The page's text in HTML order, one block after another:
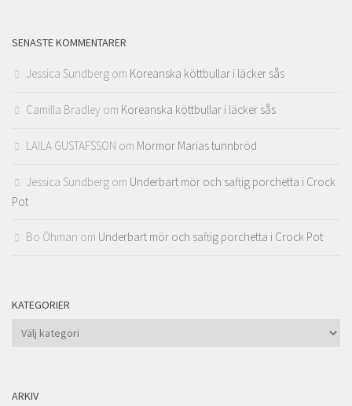
SENASTE KOMMENTARER
Jessica Sundberg om Koreanska köttbullar i läcker sås
Camilla Bradley om Koreanska köttbullar i läcker sås
LAILA GUSTAFSSON om Mormor Marias tunnbröd
Jessica Sundberg om Underbart mör och saftig porchetta i Crock
Pot
Bo Öhman om Underbart mör och saftig porchetta i Crock Pot
KATEGORIER
Kategorier
ARKIV